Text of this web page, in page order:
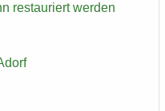
re­stau­riert wer­den